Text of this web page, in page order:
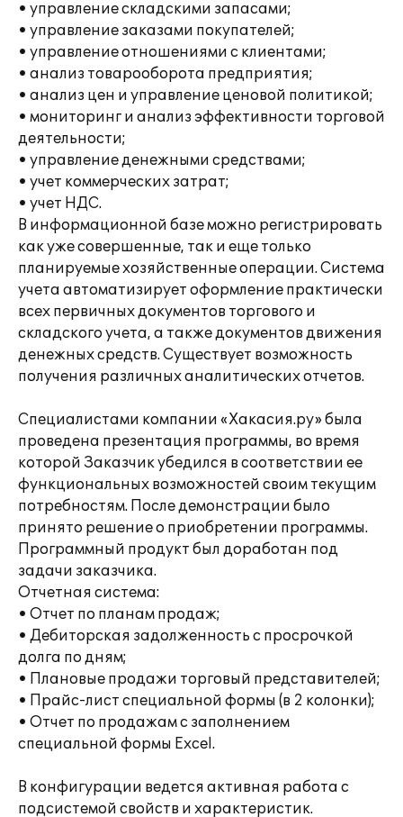
• управление складскими запасами;
• управление заказами покупателей;
• управление отношениями с клиентами;
• анализ товарооборота предприятия;
• анализ цен и управление ценовой политикой;
• мониторинг и анализ эффективности торговой
деятельности;
• управление денежными средствами;
• учет коммерческих затрат;
• учет НДС.
В информационной базе можно регистрировать
как уже совершенные, так и еще только
планируемые хозяйственные операции. Система
учета автоматизирует оформление практически
всех первичных документов торгового и
складского учета, а также документов движения
денежных средств. Существует возможность
получения различных аналитических отчетов.
Специалистами компании «Хакасия.ру» была
проведена презентация программы, во время
которой Заказчик убедился в соответствии ее
функциональных возможностей своим текущим
потребностям. После демонстрации было
принято решение о приобретении программы.
Программный продукт был доработан под
задачи заказчика.
Отчетная система:
• Отчет по планам продаж;
• Дебиторская задолженность с просрочкой
долга по дням;
• Плановые продажи торговый представителей;
• Прайс-лист специальной формы (в 2 колонки);
• Отчет по продажам с заполнением
специальной формы Excel.
В конфигурации ведется активная работа с
подсистемой свойств и характеристик.